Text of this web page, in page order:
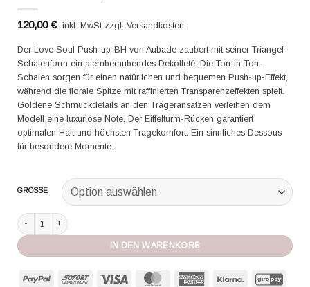
120,00€ inkl. MwSt zzgl. Versandkosten
Der Love Soul Push-up-BH von Aubade zaubert mit seiner Triangel-
Schalenform ein atemberaubendes Dekolleté. Die Ton-in-Ton-
Schalen sorgen für einen natürlichen und bequemen Push-up-Effekt,
während die florale Spitze mit raffinierten Transparenzeffekten spielt.
Goldene Schmuckdetails an den Trägeransätzen verleihen dem
Modell eine luxuriöse Note. Der Eiffelturm-Rücken garantiert
optimalen Halt und höchsten Tragekomfort. Ein sinnliches Dessous
für besondere Momente.
GRÖSSE
Aubade Push-Up BH Love Soul azure Menge
IN DEN WARENKORB
PayPal Sofort MasterCard American
Klarna